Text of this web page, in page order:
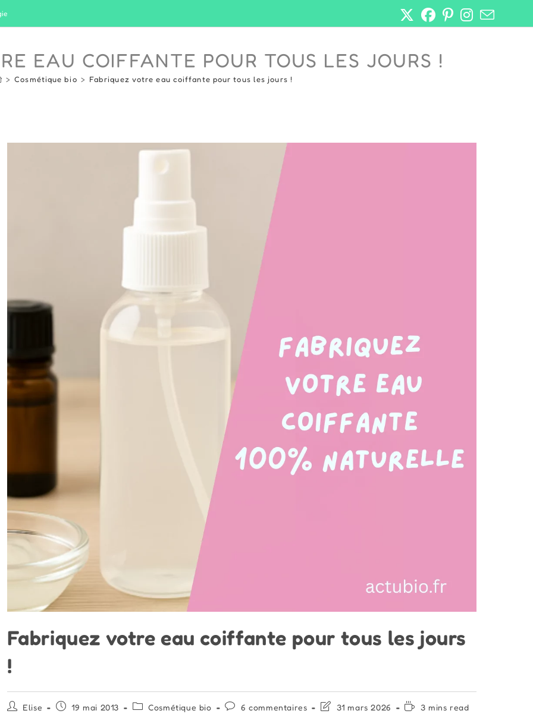
EAU COIFFANTE POUR TOUS LES JOURS !
> Cosmétique bio > Fabriquez votre eau coiffante pour tous les jours !
Fabriquez votre eau coiffante pour tous les jours
!
Auteur/autrice
Elise
Publication
19 mai 2013
PostCosmétique bio
Commentaires
6 commentaires
Dernière
31 mars 2026
Temps3 mins read